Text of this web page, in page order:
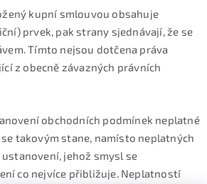
kupní smlouvou obsahuje
prvek, pak strany sjednávají, že se
Tímto nejsou dotčena práva
z obecně závazných právních
obchodních podmínek neplatné
takovým stane, namísto neplatných
jehož smysl se
co nejvíce přibližuje. Neplatností